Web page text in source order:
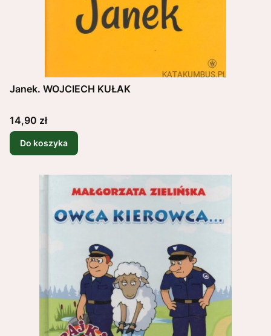
Janek. WOJCIECH KUŁAK
Cena
14,90 zł
Do koszyka